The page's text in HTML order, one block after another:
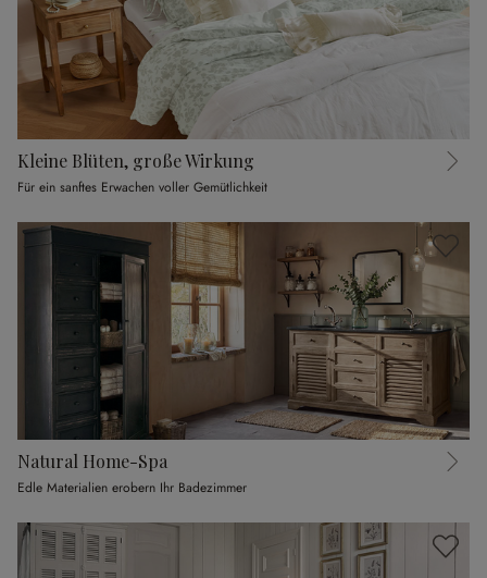
Kleine Blüten, große Wirkung
Für ein sanftes Erwachen voller Gemütlichkeit
Natural Home-Spa
Edle Materialien erobern Ihr Badezimmer